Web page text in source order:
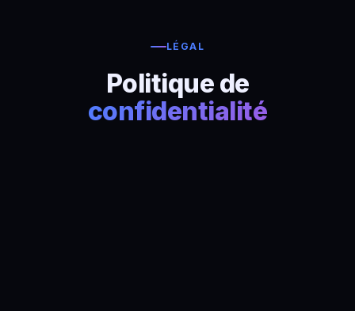
LÉGAL
Politique de
confidentialité